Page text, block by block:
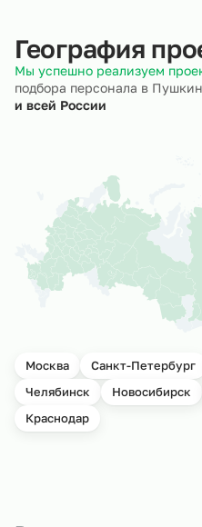
География
Мы успешно реализуем
подбора персонала в
и всей России
Москва Санкт-Петербург
Челябинск
Новосибирск
Краснодар